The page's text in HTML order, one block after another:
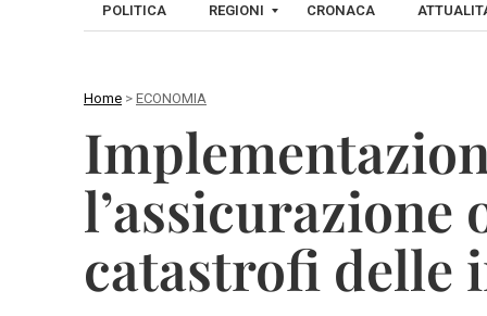
POLITICA REGIONI
C
M
A
I
A
V
L
I
CRONACA
Home > ECONOMIA
catastrofi delle